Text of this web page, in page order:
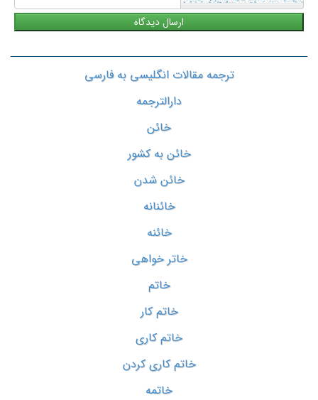
ترجمه مقالات انگلیسی به فارسی
دارالترجمه
خائن
خائن به کشور
خائن شدن
خائنانه
خائنه
خاتر خواهی
خاتم
خاتم کار
خاتم کاری
خاتم کاری کردن
خاتمه